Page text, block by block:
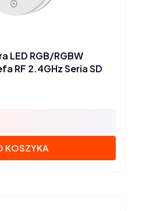
LED RGB/RGBW
RF 2.4GHz Seria SD
KOSZYKA